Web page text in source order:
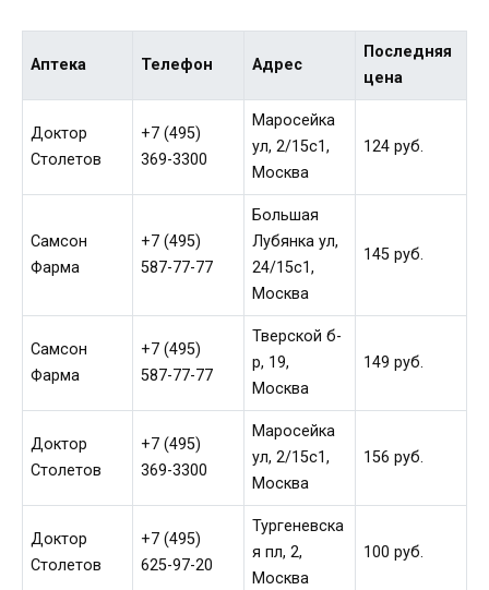
Аптека Телефон Адрес
Последняя
цена
Доктор
Столетов
+7 (495)
369-3300
Маросейка
ул, 2/15с1,
Москва
124 руб.
Самсон
Фарма
+7 (495)
587-77-77
Большая
Лубянка ул,
24/15с1,
Москва
145 руб.
Самсон
Фарма
+7 (495)
587-77-77
Тверской б-
р, 19,
Москва
149 руб.
Доктор
Столетов
+7 (495)
369-3300
Маросейка
ул, 2/15с1,
Москва
156 руб.
Доктор
Столетов
+7 (495)
625-97-20
Тургеневска
я пл, 2,
Москва
100 руб.